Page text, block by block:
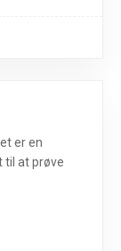
er en
til at prøve